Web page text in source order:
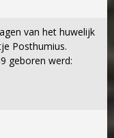
van het huwelijk
Posthumius.
geboren werd: